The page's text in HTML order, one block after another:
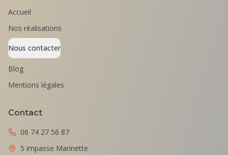
Accueil
Nos réalisations
Nous contacter
Blog
Mentions légales
Contact
06 74 27 56 87
5 impasse Marinette